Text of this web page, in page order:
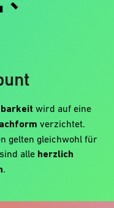
wird auf eine
verzichtet.
gelten gleichwohl für
alle herzlich
.